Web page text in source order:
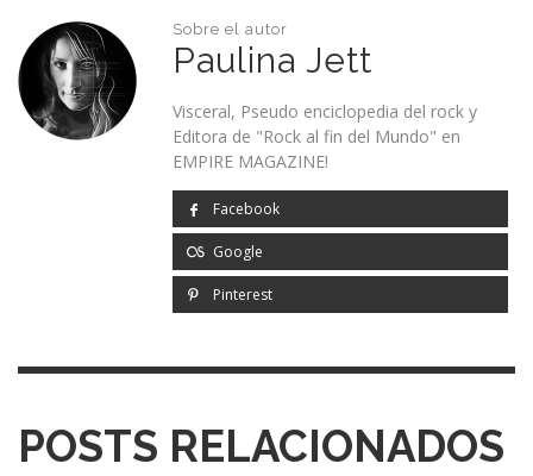
Sobre el autor
Paulina Jett
Visceral, Pseudo enciclopedia del rock y
Editora de "Rock al fin del Mundo" en
EMPIRE MAGAZINE!
Facebook
Google
Pinterest
POSTS RELACIONADOS